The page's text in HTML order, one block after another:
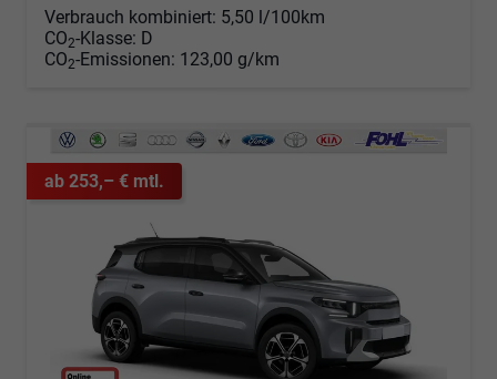
Verbrauch kombiniert: 5,50 l/100km
CO2-Klasse: D
CO2-Emissionen: 123,00 g/km
ab 253,– € mtl.